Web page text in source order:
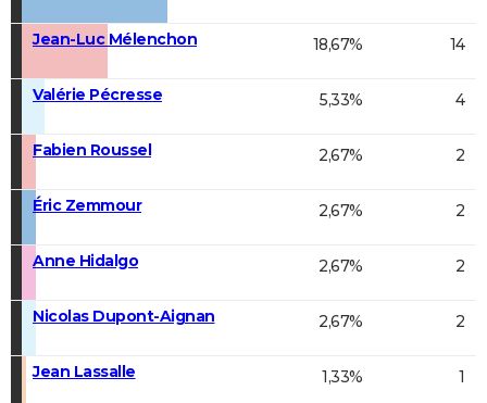
Jean-Luc Mélenchon 18,67% 14
Valérie Pécresse 5,33% 4
Fabien Roussel 2,67% 2
Éric Zemmour 2,67% 2
Anne Hidalgo 2,67% 2
Nicolas Dupont-Aignan 2,67% 2
Jean Lassalle 1,33% 1